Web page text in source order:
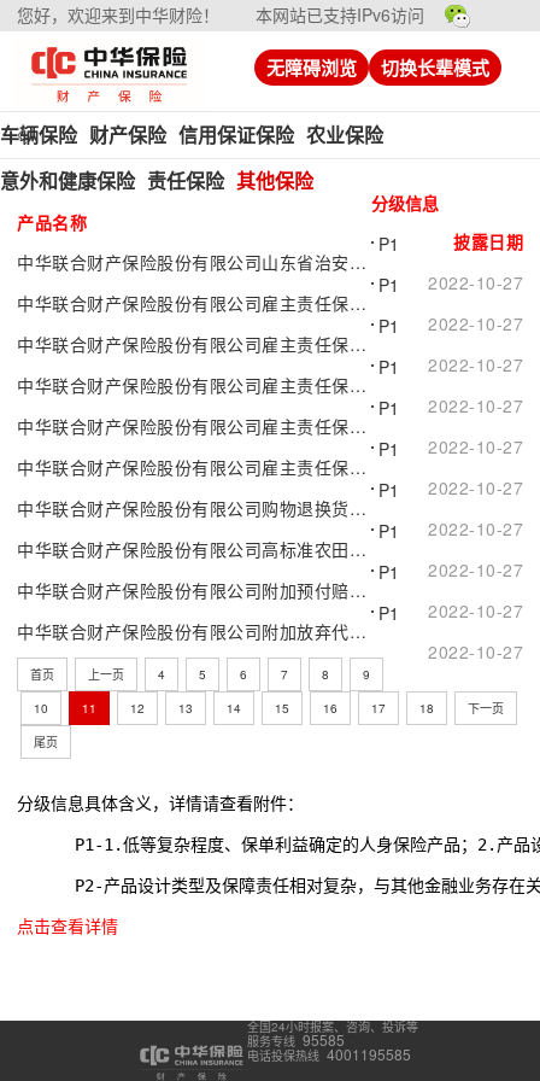
您好，欢迎来到中华财险！ 本网站已支持IPv6访问
无障碍浏览 切换长辈模式
车辆保险 财产保险 信用保证保险 农业保险
意外和健康保险 责任保险 其他保险
产品名称
分级信息
披露日期
中华联合财产保险股份有限公司山东省治安综合保险（2021版）附加见义勇为补助金保险
P1
2022-10-27
中华联合财产保险股份有限公司雇主责任保险（适用专属渠道）附加医院范围条款
P1
2022-10-27
中华联合财产保险股份有限公司雇主责任保险（适用专属渠道）附加伤残赔偿比例调整条款（C款）
P1
2022-10-27
中华联合财产保险股份有限公司雇主责任保险（适用专属渠道）附加记名条款
P1
2022-10-27
中华联合财产保险股份有限公司雇主责任保险（适用专属渠道）附加工伤定义条款
P1
2022-10-27
中华联合财产保险股份有限公司雇主责任保险（适用专属渠道）附加保费调整条款
P1
2022-10-27
中华联合财产保险股份有限公司购物退换货运费损失保险附加赔偿方式条款
P1
2022-10-27
中华联合财产保险股份有限公司高标准农田建设工程质量潜在缺陷保险附加维修费用损失补偿保险
P1
2022-10-27
中华联合财产保险股份有限公司附加预付赔款50%条款
P1
2022-10-27
中华联合财产保险股份有限公司附加放弃代位求偿权条款
P1
2022-10-27
首页 上一页 4 5 6 7 8
9
10
11 12 13 14 15 16 17 18
下一页
尾页
分级信息具体含义，详情请查看附件：
P1-1.低等复杂程度、保单利益确定的人身保险产品；2.产品
P2-产品设计类型及保障责任相对复杂，与其他金融业务存在
点击查看详情
全国24小时报案、咨询、投诉等
服务专线 95585
电话投保热线 4001195585